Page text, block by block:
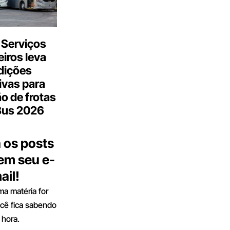
leva
para
de frotas
2026
os posts
seu e-
matéria for
fica sabendo